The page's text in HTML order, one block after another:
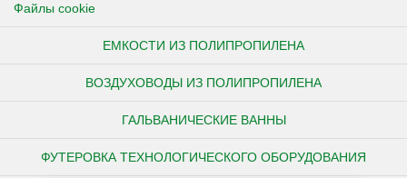
Файлы cookie
ЕМКОСТИ ИЗ ПОЛИПРОПИЛЕНА
ВОЗДУХОВОДЫ ИЗ ПОЛИПРОПИЛЕНА
ГАЛЬВАНИЧЕСКИЕ ВАННЫ
ФУТЕРОВКА ТЕХНОЛОГИЧЕСКОГО ОБОРУДОВАНИЯ